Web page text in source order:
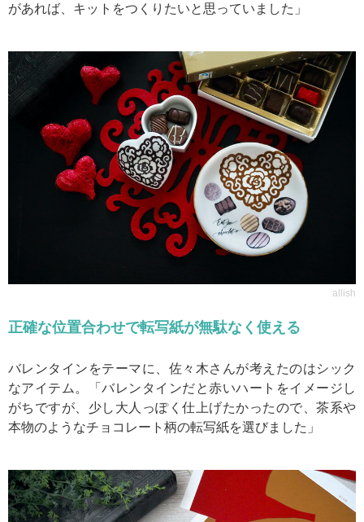
があれば、キットをつくりたいと思っていました」
allish
正確な位置合わせで転写紙が無駄なく使える
バレンタインをテーマに、佐々木さんが考えたのはシック
なアイテム。「バレンタインだと赤いハートをイメージし
がちですが、少し大人っぽく仕上げたかったので、茶系や
本物のようなチョコレート柄の転写紙を選びました」